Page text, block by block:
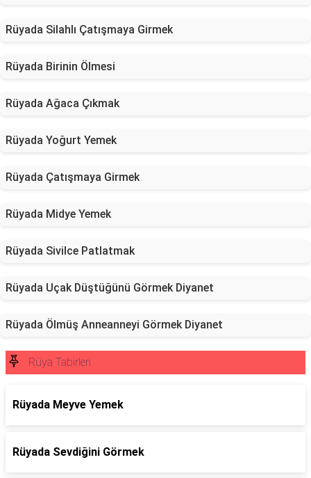
Rüyada Silahlı Çatışmaya Girmek
Rüyada Birinin Ölmesi
Rüyada Ağaca Çıkmak
Rüyada Yoğurt Yemek
Rüyada Çatışmaya Girmek
Rüyada Midye Yemek
Rüyada Sivilce Patlatmak
Rüyada Uçak Düştüğünü Görmek Diyanet
Rüyada Ölmüş Anneanneyi Görmek Diyanet
Rüya Tabirleri
Rüyada Meyve Yemek
Rüyada Sevdiğini Görmek